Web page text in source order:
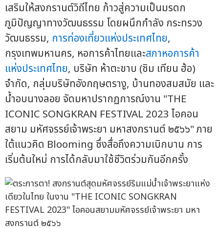
เสริมให้สงกรานต์วิถีไทย ก้าวสู่ความเป็นมรดก
ภูมิปัญญาทางวัฒนธรรม โดยผนึกกำลัง กระทรวง
วัฒนธรรม, การท่องเที่ยวแห่งประเทศไทย,
กรุงเทพมหานคร, หอการค้าไทยและสภาหอการค้า
แห่งประเทศไทย, บริษัท ห้าตะขาบ (ซิม เทียน ฮ้อ)
จำกัด, กลุ่มบริษัทอังกฤษตรางู, บ้านทองสมสมัย และ
น้ำอบนางลอย จัดมหาปรากฏการณ์งาน "THE
ICONIC SONGKRAN FESTIVAL 2023 ไอคอน
สยาม มหัศจรรย์เจ้าพระยา มหาสงกรานต์ ๒๕๖๖" ภาย
ใต้แนวคิด Blooming ซึ่งสื่อถึงความเบิกบาน การ
เริ่มต้นใหม่ การได้กลับมาใช้ชีวิตร่วมกันอีกครั้ง